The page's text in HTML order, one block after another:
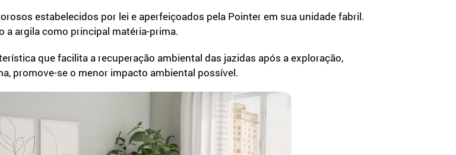
estabelecidos por lei e aperfeiçoados pela Pointer em sua unidade fabril.
a argila como principal matéria-prima.
que facilita a recuperação ambiental das jazidas após a exploração,
promove-se o menor impacto ambiental possível.